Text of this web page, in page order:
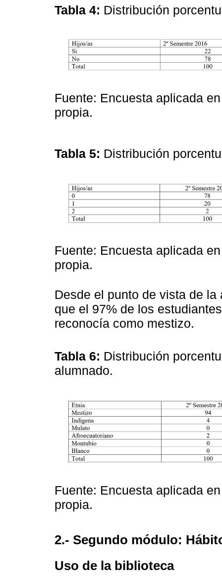
Tabla 4: Distribución
Fuente: Encuesta aplicada
propia.
Tabla 5: Distribución
Fuente: Encuesta aplicada
propia.
Desde el punto de vista de
que el 97% de los
reconocía como mestizo.
Tabla 6: Distribución
alumnado.
Fuente: Encuesta aplicada
propia.
2.- Segundo módulo:
Uso de la biblioteca